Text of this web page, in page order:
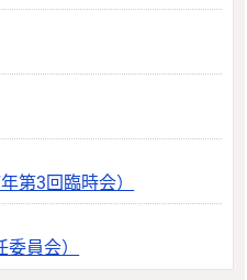
第3回臨時会）
員会）